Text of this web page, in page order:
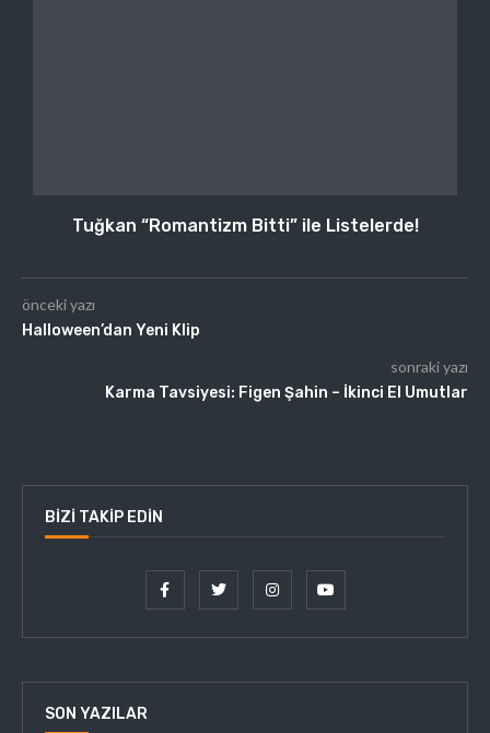
Tuğkan “Romantizm Bitti” ile Listelerde!
önceki yazı
Halloween’dan Yeni Klip
sonraki yazı
Karma Tavsiyesi: Figen Şahin – İkinci El Umutlar
BIZI TAKIP EDIN
SON YAZILAR